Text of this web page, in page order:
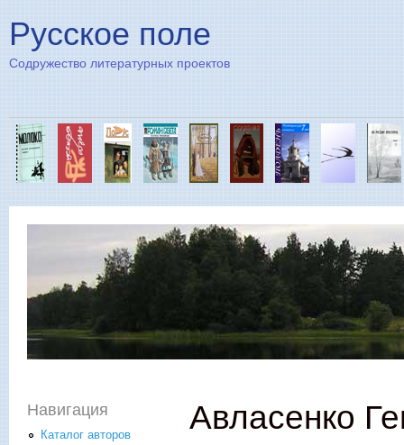
Русское поле
Содружество литературных проектов
Авласенко
Навигация
Каталог авторов